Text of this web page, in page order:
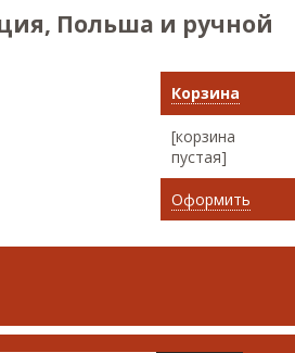
Польша и ручной
Корзина
[корзина
пустая]
Оформить